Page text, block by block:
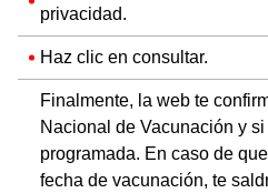
privacidad.
Haz clic en consultar.
Finalmente, la web te
Nacional de Vacunación y
programada. En caso de
fecha de vacunación, te